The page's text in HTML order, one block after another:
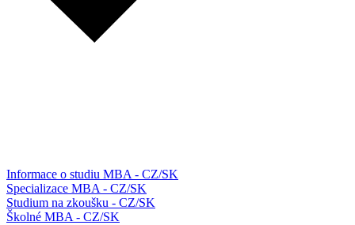
Informace o studiu MBA - CZ/SK
Specializace MBA - CZ/SK
Studium na zkoušku - CZ/SK
Školné MBA - CZ/SK